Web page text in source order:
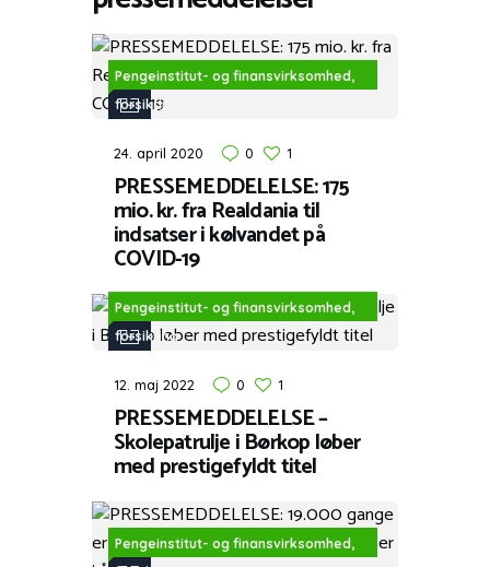
Pengeinstitut- og finansvirksomhed,
forsikring
24. april 2020 0 1
PRESSEMEDDELELSE: 175
mio. kr. fra Realdania til
indsatser i kølvandet på
COVID-19
Pengeinstitut- og finansvirksomhed,
forsikring
12. maj 2022 0 1
PRESSEMEDDELELSE –
Skolepatrulje i Børkop løber
med prestigefyldt titel
Pengeinstitut- og finansvirksomhed,